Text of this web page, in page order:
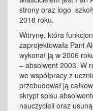
strony oraz logo
2018 roku.
Witrynę, która
zaprojektowała Pani
wykonał ją w 2006
– absolwent 2003. W
we współpracy z
przebudował ją
skrypt spisu
nauczycieli oraz